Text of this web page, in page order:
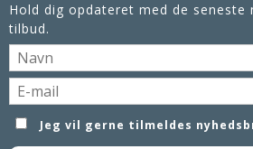
Hold dig opdateret med de seneste
tilbud.
Jeg vil gerne tilmeldes